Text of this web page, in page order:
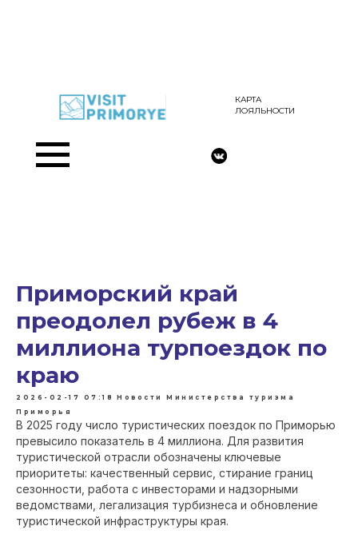
КАРТА
ЛОЯЛЬНОСТИ
Приморский край
преодолел рубеж в 4
миллиона турпоездок по
краю
2026-02-17 07:18
Новости Министерства туризма
Приморья
В 2025 году число туристических поездок по Приморью
превысило показатель в 4 миллиона. Для развития
туристической отрасли обозначены ключевые
приоритеты: качественный сервис, стирание границ
сезонности, работа с инвесторами и надзорными
ведомствами, легализация турбизнеса и обновление
туристической инфраструктуры края.